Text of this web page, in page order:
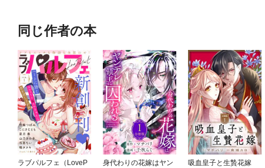
同じ作者の本
ラブパルフェ（LoveP
身代わりの花嫁はヤン
吸血皇子と生贄花嫁